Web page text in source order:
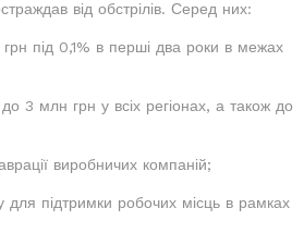
від обстрілів. Серед них:
під 0,1% в перші два роки в межах
3 млн грн у всіх регіонах, а також до
виробничих компаній;
для підтримки робочих місць в рамках